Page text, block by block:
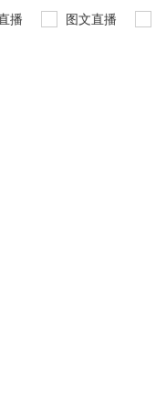
播 图文直播